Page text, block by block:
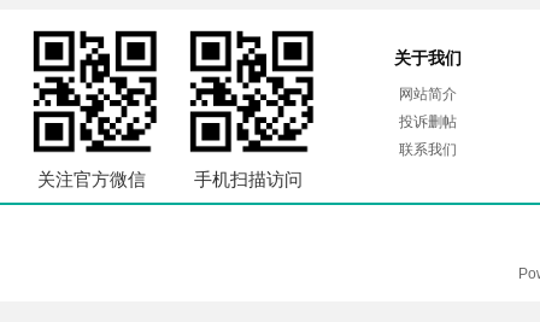
关注官方微信 手机扫描访问
关于我们
网站简介
投诉删帖
联系我们